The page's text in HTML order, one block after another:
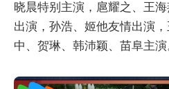
晓晨特别主演，扈耀之、王
出演，孙浩、姬他友情出演
中、贺琳、韩沛颖、苗阜主演